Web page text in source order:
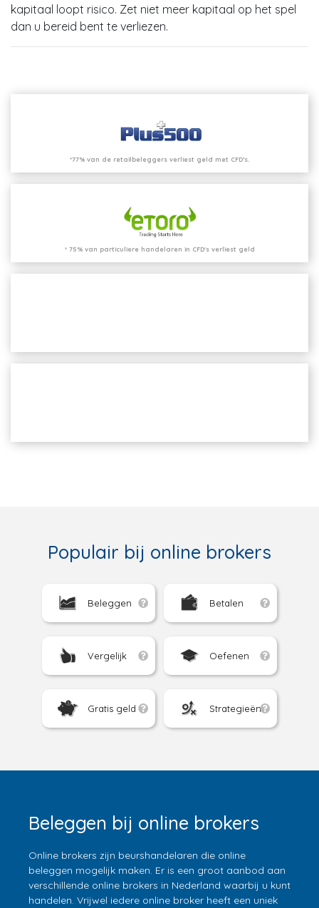
kapitaal loopt risico. Zet niet meer kapitaal op het spel
dan u bereid bent te verliezen.
*77% van de retailbeleggers verliest geld met CFD’s.
* 75% van particuliere handelaren in CFD's verliest geld
Populair bij online brokers
Beleggen Betalen
Vergelijk Oefenen
Gratis geld Strategieën
Beleggen bij online brokers
Online brokers zijn beurshandelaren die online
beleggen mogelijk maken. Er is een groot aanbod aan
verschillende online brokers in Nederland waarbij u kunt
handelen. Vrijwel iedere online broker heeft een uniek